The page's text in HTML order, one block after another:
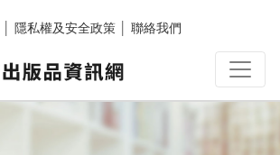
隱私權及安全政策 聯絡我們